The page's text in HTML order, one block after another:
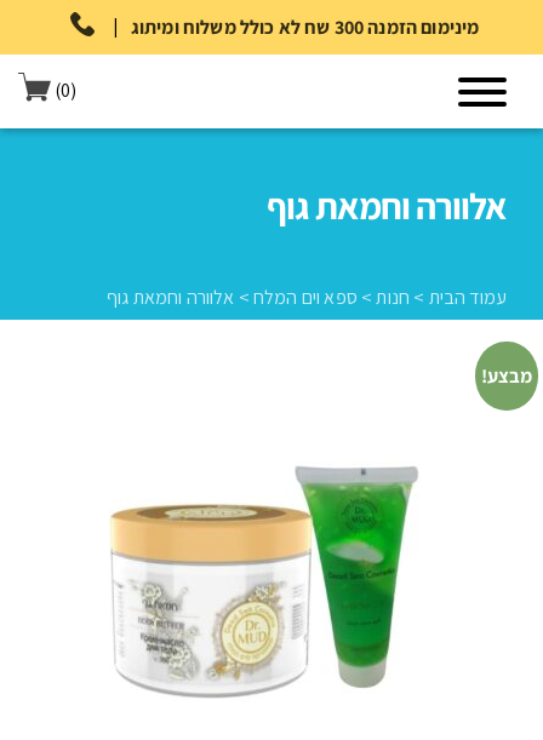
| מינימום הזמנה 300 שח לא כולל משלוח ומיתוג
(0)
אלוורה וחמאת גוף
עמוד הבית > חנות> ספא וים המלח> אלוורה וחמאת גוף
עמוד הבית
מבצע!